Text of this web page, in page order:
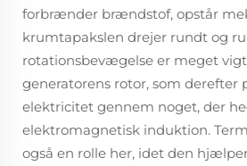
forbrænder brændstof, opstår
krumtapakslen drejer rundt og
rotationsbevægelse er meget
generatorens rotor, som derefter
elektricitet gennem noget, der
elektromagnetisk induktion.
også en rolle her, idet den